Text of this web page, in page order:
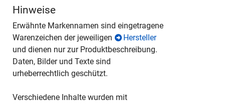
Hinweise
Erwähnte Markennamen sind eingetragene
Warenzeichen der jeweiligen
Hersteller
und dienen nur zur Produktbeschreibung.
Daten, Bilder und Texte sind
urheberrechtlich geschützt.
Verschiedene Inhalte wurden mit